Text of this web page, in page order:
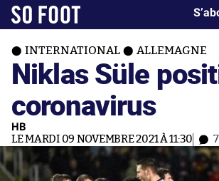
INTERNATIONAL ALLEMAGNE
Niklas Süle
coronavirus
HB
LE MARDI 09 NOVEMBRE 2021 À 11:30 7